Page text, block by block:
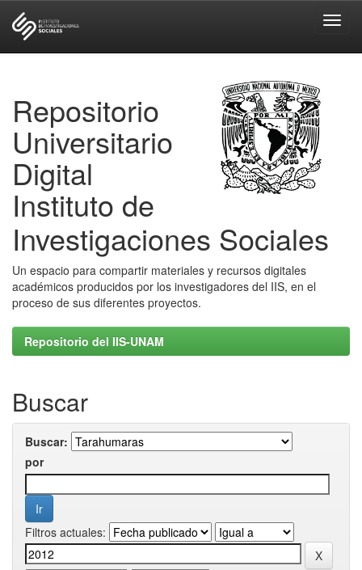
Repositorio
Universitario
Digital
Instituto de
Investigaciones Sociales
Un espacio para compartir materiales y recursos digitales
académicos producidos por los investigadores del IIS, en el
proceso de sus diferentes proyectos.
Repositorio del IIS-UNAM
Buscar
Buscar:
por
Filtros actuales: